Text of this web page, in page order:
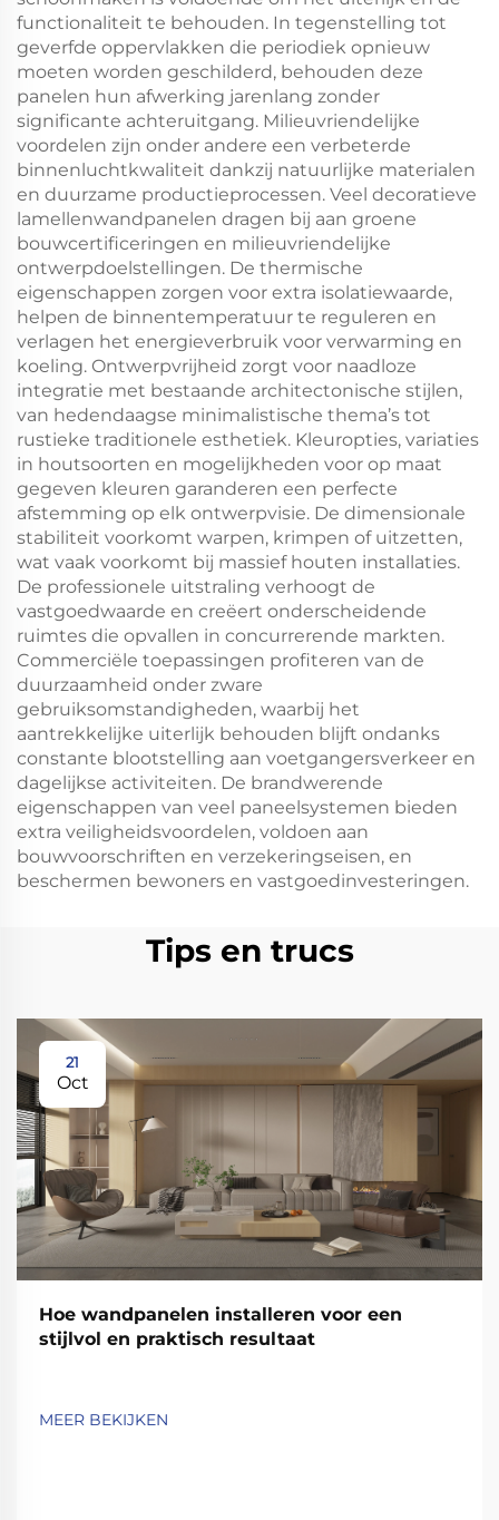
functionaliteit te behouden. In tegenstelling tot
geverfde oppervlakken die periodiek opnieuw
moeten worden geschilderd, behouden deze
panelen hun afwerking jarenlang zonder
significante achteruitgang. Milieuvriendelijke
voordelen zijn onder andere een verbeterde
binnenluchtkwaliteit dankzij natuurlijke materialen
en duurzame productieprocessen. Veel decoratieve
lamellenwandpanelen dragen bij aan groene
bouwcertificeringen en milieuvriendelijke
ontwerpdoelstellingen. De thermische
eigenschappen zorgen voor extra isolatiewaarde,
helpen de binnentemperatuur te reguleren en
verlagen het energieverbruik voor verwarming en
koeling. Ontwerpvrijheid zorgt voor naadloze
integratie met bestaande architectonische stijlen,
van hedendaagse minimalistische thema’s tot
rustieke traditionele esthetiek. Kleuropties, variaties
in houtsoorten en mogelijkheden voor op maat
gegeven kleuren garanderen een perfecte
afstemming op elk ontwerpvisie. De dimensionale
stabiliteit voorkomt warpen, krimpen of uitzetten,
wat vaak voorkomt bij massief houten installaties.
De professionele uitstraling verhoogt de
vastgoedwaarde en creëert onderscheidende
ruimtes die opvallen in concurrerende markten.
Commerciële toepassingen profiteren van de
duurzaamheid onder zware
gebruiksomstandigheden, waarbij het
aantrekkelijke uiterlijk behouden blijft ondanks
constante blootstelling aan voetgangersverkeer en
dagelijkse activiteiten. De brandwerende
eigenschappen van veel paneelsystemen bieden
extra veiligheidsvoordelen, voldoen aan
bouwvoorschriften en verzekeringseisen, en
beschermen bewoners en vastgoedinvesteringen.
Tips en trucs
21
Oct
Hoe wandpanelen installeren voor een
stijlvol en praktisch resultaat
MEER BEKIJKEN